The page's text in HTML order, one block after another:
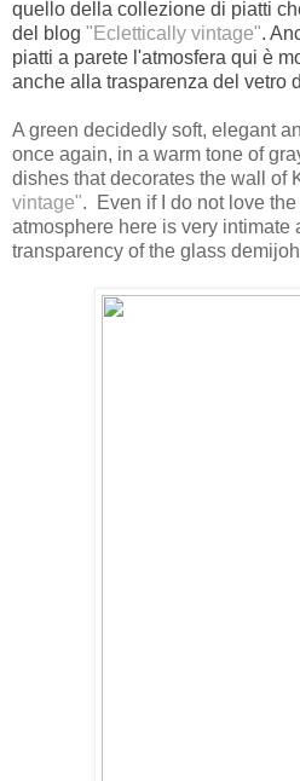
quello della collezione di piatti
del blog "Eclettically vintage".
piatti a parete l'atmosfera qui è
anche alla trasparenza del vetro
A green decidedly soft, elegant
once again, in a warm tone of
dishes that decorates the wall of
vintage". Even if I do not love
atmosphere here is very intimate
transparency of the glass